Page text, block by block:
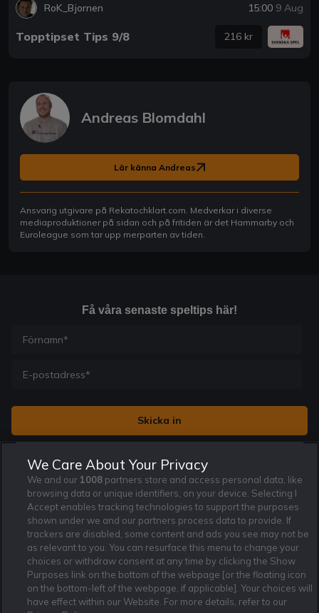
RoK_Bjornen 15:00 9 Aug
Topptipset Tips 9/8 216 kr
Andreas Blomdahl
Lär känna Andreas
Ansvarig utgivare på Rekatochklart.com. Medverkar i diverse
mediaproduktioner på sidan och på fritiden är det Hammarby och
Euroleague som tar upp merparten av tiden.
Få våra senaste speltips här!
Jag vill få nyhetsbrev från Rekatochklart och jag är 18+. Regler
och villkor gäller. *
Affiliate Modell
Om Rekatochklart
Kontakta oss
Ansvarsfullt Spelande
F.A.Q
Nyhetsarkiv
Cookie Policy
Användarvilkor
Integritetspolicy
We Care About Your Privacy
We and our 1008 partners store and access personal data, like
browsing data or unique identifiers, on your device. Selecting I
Accept enables tracking technologies to support the purposes
shown under we and our partners process data to provide. If
trackers are disabled, some content and ads you see may not be
as relevant to you. You can resurface this menu to change your
choices or withdraw consent at any time by clicking the Show
Purposes link on the bottom of the webpage [or the floating icon
on the bottom-left of the webpage, if applicable]. Your choices will
have effect within our Website. For more details, refer to our